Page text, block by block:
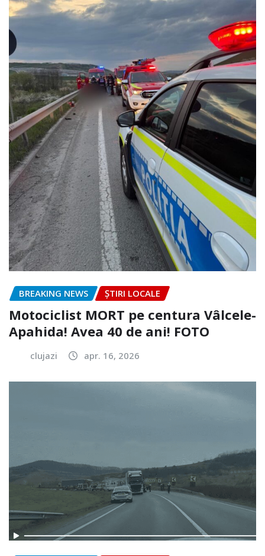
BREAKING NEWS ȘTIRI LOCALE
Motociclist MORT pe centura Vâlcele-
Apahida! Avea 40 de ani! FOTO
clujazi apr. 16, 2026